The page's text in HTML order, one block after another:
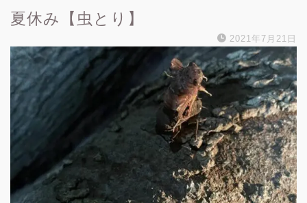
夏休み【虫とり】
2021年7月21日